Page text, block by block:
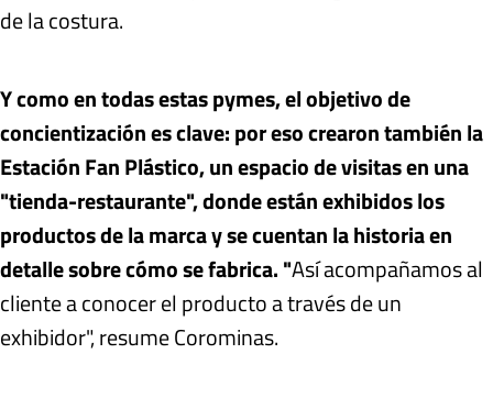
de la costura.
Y como en todas estas pymes, el objetivo de
concientización es clave: por eso crearon también la
Estación Fan Plástico, un espacio de visitas en una
"tienda-restaurante", donde están exhibidos los
productos de la marca y se cuentan la historia en
detalle sobre cómo se fabrica. "Así acompañamos al
cliente a conocer el producto a través de un
exhibidor", resume Corominas.